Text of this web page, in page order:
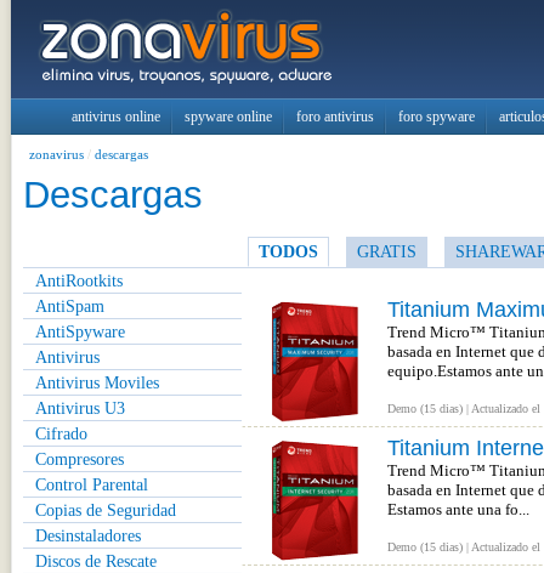
antivirus online spyware online foro antivirus foro spyware
zonavirus / descargas
Descargas
AntiRootkits
AntiSpam
AntiSpyware
Antivirus
Antivirus Moviles
Antivirus U3
Cifrado
Compresores
Control Parental
Copias de Seguridad
Desinstaladores
Discos de Rescate
TODOS GRATIS
Titanium
Trend Micro™
basada en Internet que
equipo.Estamos ante
Demo (15 dias) | Actualizado el
Titanium
Trend Micro™
basada en Internet que
Estamos ante una fo...
Demo (15 dias) | Actualizado el